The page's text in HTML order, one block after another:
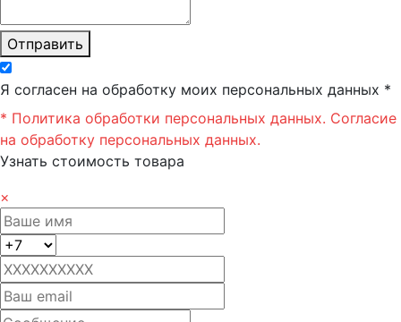
Отправить
Я согласен на обработку моих персональных данных *
* Политика обработки персональных данных. Согласие
на обработку персональных данных.
Узнать стоимость товара
×